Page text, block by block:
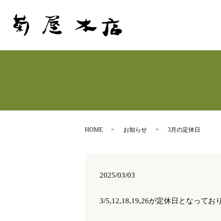
HOME お知らせ 3月の定休日
2025/03/03
3/5,12,18,19,26が定休日となってお